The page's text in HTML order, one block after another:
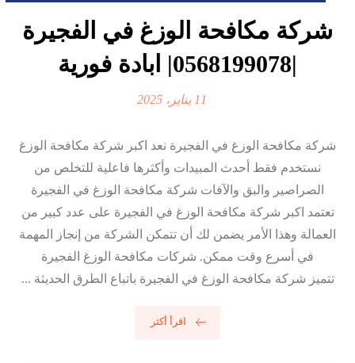
شركة مكافحة الوزغ في الفجيرة
|0568199078| ابادة فورية
11 يناير، 2025
شركة مكافحة الوزغ في الفجيرة نعد اكبر شركة مكافحة الوزغ
نستخدم فقط أحدث المبيدات وأكثرها فاعلية للتخلص من
الصراصير والبق والآفات شركة مكافحة الوزغ في الفجيرة
تعتمد اكبر شركة مكافحة الوزغ في الفجيرة على عدد كبير من
العمالة وهذا الأمر يضمن لك أن تتمكن الشركة من إنجاز المهمة
في أسرع وقت ممكن. شركات مكافحة الوزغ الفجيرة
تتميز شركة مكافحة الوزغ في الفجيرة باتباع الطرق الحديثة ...
اقرأ أكثر